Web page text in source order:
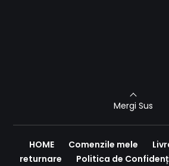
Mergi Sus
HOME Comenzile mele
returnare
Politica de